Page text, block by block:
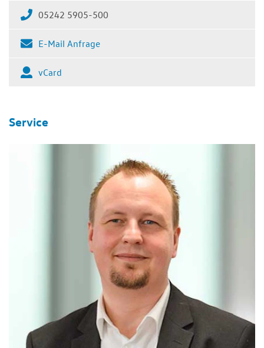
05242 5905-500
E-Mail Anfrage
vCard
Service